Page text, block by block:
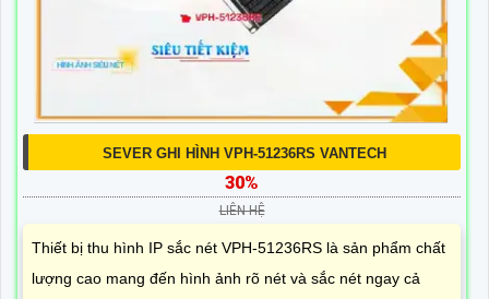
SEVER GHI HÌNH VPH-51236RS VANTECH
30%
LIÊN HỆ
Thiết bị thu hình IP sắc nét VPH-51236RS là sản phẩm chất
lượng cao mang đến hình ảnh rõ nét và sắc nét ngay cả